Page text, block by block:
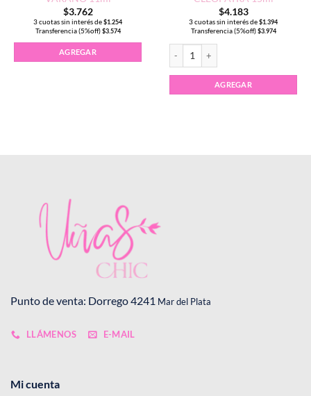
$3.762
3 cuotas sin interés de $1.254
Transferencia (5%off) $3.574
AGREGAR
$4.183
3 cuotas sin interés de $1.394
Transferencia (5%off) $3.974
Primer con acido CLEOPATRA 15ml
AGREGAR
Punto de venta: Dorrego 4241 Mar del Plata
LLÁMENOS E-MAIL
Mi cuenta